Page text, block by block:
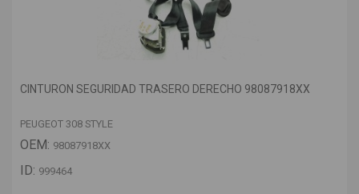
CINTURON SEGURIDAD TRASERO DERECHO 98087918XX
PEUGEOT 308 STYLE
OEM: 98087918XX
ID: 999464